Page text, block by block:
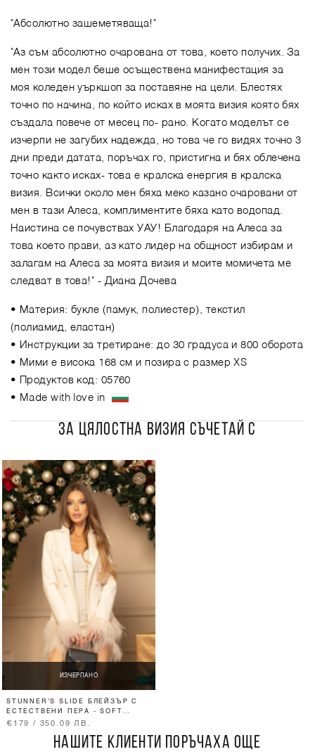
"Абсолютно зашеметяваща!"
"Аз съм абсолютно очарована от това, което получих. За
мен този модел беше осъществена манифестация за
моя коледен уъркшоп за поставяне на цели. Блестях
точно по начина, по който исках в моята визия която бях
създала повече от месец по- рано. Когато моделът се
изчерпи не загубих надежда, но това че го видях точно 3
дни преди датата, поръчах го, пристигна и бях облечена
точно както исках- това е кралска енергия в кралска
визия. Всички около мен бяха меко казано очаровани от
мен в тази Алеса, комплиментите бяха като водопад.
Наистина се почувствах УАУ! Благодаря на Алеса за
това което прави, аз като лидер на общност избирам и
залагам на Алеса за моята визия и моите момичета ме
следват в това!" - Диана Дочева
• Материя: букле (памук, полиестер), текстил
(полиамид, еластан)
• Инструкции за третиране: до 30 градуса и 800 оборота
• Мими е висока 168 см и позира с размер XS
• Продуктов код: 05760
• Made with love in
ЗА ЦЯЛОСТНА ВИЗИЯ СЪЧЕТАЙ С
ИЗЧЕРПАНО
STUNNER'S SLIDE БЛЕЙЗЪР С
ЕСТЕСТВЕНИ ПЕРА - SOFT
BEIGE
€179 / 350.09 ЛВ.
НАШИТЕ КЛИЕНТИ ПОРЪЧАХА ОЩЕ